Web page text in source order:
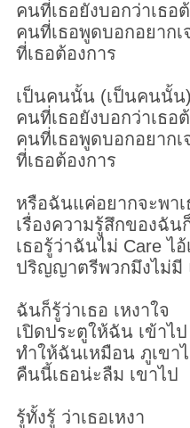
คนที่เธอยังบอกว่าเธอ
คนที่เธอพูดบอกอยากเ
ที่เธอต้องการ
เป็นคนนั้น (เป็นคนนั้น)
คนที่เธอยังบอกว่าเธอ
คนที่เธอพูดบอกอยากเ
ที่เธอต้องการ
หรือฉันแค่อยากจะพา
เรื่องความรู้สึกของฉัน
เธอรู้ว่าฉันไม่ Care ไ
ปริญญาตรีพวกมึงไม่มี
ฉันก็รู้ว่าเธอ เหงาใจ
เปิดประตูให้ฉัน เข้าไป
ทำให้ฉันเหมือน ภูเขา
คืนนี้เธอน่ะลืม เขาไป
รู้ทั้งรู้ ว่าเธอเหงา